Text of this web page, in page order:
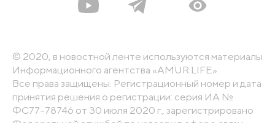
© 2020, в новостной ленте используются материалы
Информационного агентства «AMUR.LIFE».
Все права защищены. Регистрационный номер и дата
принятия решения о регистрации: серия ИА №
ФС77-78746 от 30 июля 2020 г., зарегистрировано